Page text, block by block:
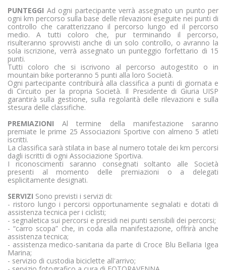
PUNTEGGI Ad ogni partecipante verrà assegnato un punto per
ogni km percorso sulla base delle rilevazioni eseguite nei punti di
controllo che caratterizzano il percorso lungo ed il percorso
medio. A tutti coloro che, pur terminando il percorso,
risulteranno sprovvisti anche di un solo controllo, o avranno la
sola iscrizione, verrà assegnato un punteggio forfettario di 15
punti.
Tutti coloro che si iscrivono al percorso autogestito o in
mountain bike porteranno 5 punti alla loro Società.
Ogni partecipante contribuirà alla classifica a punti di giornata e
di Circuito per la propria Società. Il Presidente di Giuria UISP
garantirà sulla gestione, sulla regolarità delle rilevazioni e sulla
stesura delle classifiche.
PREMIAZIONI Al termine della manifestazione saranno
premiate le prime 25 Associazioni Sportive con almeno 5 atleti
iscritti.
La classifica sarà stilata in base al numero totale dei km percorsi
dagli iscritti di ogni Associazione Sportiva.
I riconoscimenti saranno consegnati soltanto alle Società
presenti al momento delle premiazioni o a delegati
esplicitamente designati.
SERVIZI Sono previsti i servizi di:
- ristoro lungo i percorsi opportunamente segnalati e dotati di
assistenza tecnica per i ciclisti;
- segnaletica sui percorsi e presidi nei punti sensibili dei percorsi;
- “carro scopa” che, in coda alla manifestazione, offrirà anche
assistenza tecnica;
- assistenza medico-sanitaria da parte di Croce Blu Bellaria Igea
Marina;
- servizio di custodia biciclette all'arrivo;